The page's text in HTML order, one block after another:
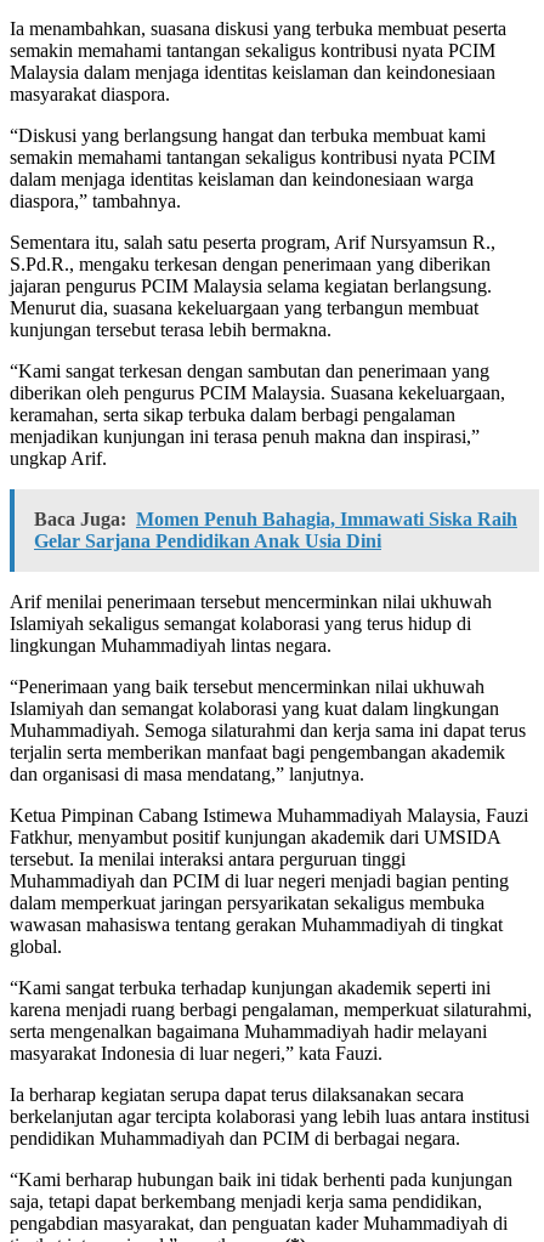
Ia menambahkan, suasana diskusi yang terbuka membuat peserta
semakin memahami tantangan sekaligus kontribusi nyata PCIM
Malaysia dalam menjaga identitas keislaman dan keindonesiaan
masyarakat diaspora.
“Diskusi yang berlangsung hangat dan terbuka membuat kami
semakin memahami tantangan sekaligus kontribusi nyata PCIM
dalam menjaga identitas keislaman dan keindonesiaan warga
diaspora,” tambahnya.
Sementara itu, salah satu peserta program, Arif Nursyamsun R.,
S.Pd.R., mengaku terkesan dengan penerimaan yang diberikan
jajaran pengurus PCIM Malaysia selama kegiatan berlangsung.
Menurut dia, suasana kekeluargaan yang terbangun membuat
kunjungan tersebut terasa lebih bermakna.
“Kami sangat terkesan dengan sambutan dan penerimaan yang
diberikan oleh pengurus PCIM Malaysia. Suasana kekeluargaan,
keramahan, serta sikap terbuka dalam berbagi pengalaman
menjadikan kunjungan ini terasa penuh makna dan inspirasi,”
ungkap Arif.
Baca Juga: Momen Penuh Bahagia, Immawati Siska Raih
Gelar Sarjana Pendidikan Anak Usia Dini
Arif menilai penerimaan tersebut mencerminkan nilai ukhuwah
Islamiyah sekaligus semangat kolaborasi yang terus hidup di
lingkungan Muhammadiyah lintas negara.
“Penerimaan yang baik tersebut mencerminkan nilai ukhuwah
Islamiyah dan semangat kolaborasi yang kuat dalam lingkungan
Muhammadiyah. Semoga silaturahmi dan kerja sama ini dapat terus
terjalin serta memberikan manfaat bagi pengembangan akademik
dan organisasi di masa mendatang,” lanjutnya.
Ketua Pimpinan Cabang Istimewa Muhammadiyah Malaysia, Fauzi
Fatkhur, menyambut positif kunjungan akademik dari UMSIDA
tersebut. Ia menilai interaksi antara perguruan tinggi
Muhammadiyah dan PCIM di luar negeri menjadi bagian penting
dalam memperkuat jaringan persyarikatan sekaligus membuka
wawasan mahasiswa tentang gerakan Muhammadiyah di tingkat
global.
“Kami sangat terbuka terhadap kunjungan akademik seperti ini
karena menjadi ruang berbagi pengalaman, memperkuat silaturahmi,
serta mengenalkan bagaimana Muhammadiyah hadir melayani
masyarakat Indonesia di luar negeri,” kata Fauzi.
Ia berharap kegiatan serupa dapat terus dilaksanakan secara
berkelanjutan agar tercipta kolaborasi yang lebih luas antara institusi
pendidikan Muhammadiyah dan PCIM di berbagai negara.
“Kami berharap hubungan baik ini tidak berhenti pada kunjungan
saja, tetapi dapat berkembang menjadi kerja sama pendidikan,
pengabdian masyarakat, dan penguatan kader Muhammadiyah di